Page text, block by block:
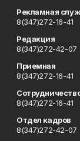
Рекламная
8(347)272-16-41
Редакция
8(347)272-42-07
Приемная
8(347)272-16-41
8(347)272-16-41
Отдел кадров
8(347)272-42-07